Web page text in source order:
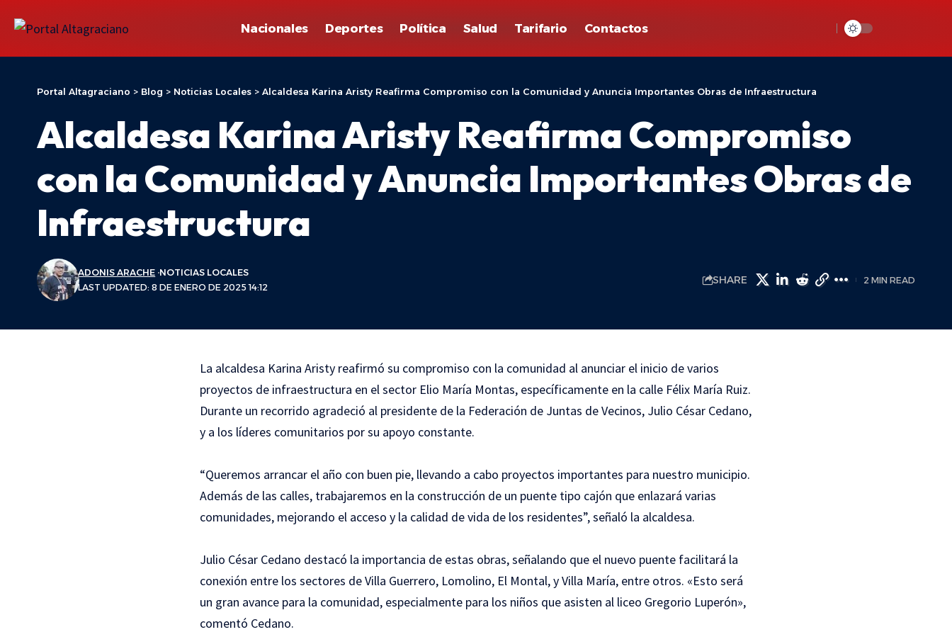
Nacionales Deportes Política Salud Tarifario Contactos
Portal Altagraciano > Blog > Noticias Locales > Alcaldesa Karina Aristy Reafirma Compromiso con la Comunidad y Anuncia Importantes Obras de Infraestructura
Alcaldesa Karina Aristy Reafirma Compromiso
con la Comunidad y Anuncia Importantes Obras de
Infraestructura
LAST UPDATED: 8 DE ENERO DE 2025 14:12
ADONIS ARACHE NOTICIAS LOCALES
SHARE 2 MIN READ
La alcaldesa Karina Aristy reafirmó su compromiso con la comunidad al anunciar el inicio de varios
proyectos de infraestructura en el sector Elio María Montas, específicamente en la calle Félix María Ruiz.
Durante un recorrido agradeció al presidente de la Federación de Juntas de Vecinos, Julio César Cedano,
y a los líderes comunitarios por su apoyo constante.
“Queremos arrancar el año con buen pie, llevando a cabo proyectos importantes para nuestro municipio.
Además de las calles, trabajaremos en la construcción de un puente tipo cajón que enlazará varias
comunidades, mejorando el acceso y la calidad de vida de los residentes”, señaló la alcaldesa.
Julio César Cedano destacó la importancia de estas obras, señalando que el nuevo puente facilitará la
conexión entre los sectores de Villa Guerrero, Lomolino, El Montal, y Villa María, entre otros. «Esto será
un gran avance para la comunidad, especialmente para los niños que asisten al liceo Gregorio Luperón»,
comentó Cedano.